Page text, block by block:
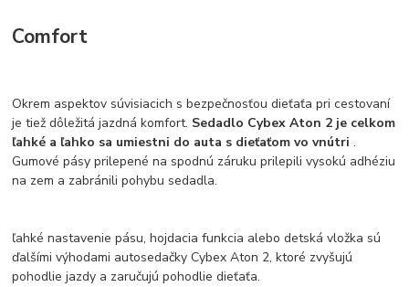
Comfort
Okrem aspektov súvisiacich s bezpečnosťou dieťaťa pri cestovaní
je tiež dôležitá jazdná komfort. Sedadlo Cybex Aton 2 je celkom
ľahké a ľahko sa umiestni do auta s dieťaťom vo vnútri.
Gumové pásy prilepené na spodnú záruku prilepili vysokú adhéziu
na zem a zabránili pohybu sedadla.
ľahké nastavenie pásu, hojdacia funkcia alebo detská vložka sú
ďalšími výhodami autosedačky Cybex Aton 2, ktoré zvyšujú
pohodlie jazdy a zaručujú pohodlie dieťaťa.